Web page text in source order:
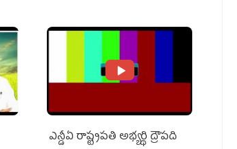
ఎన్డీఏ రాష్ట్ర‌ప‌తి అభ్య‌ర్థి ద్రౌప‌ది